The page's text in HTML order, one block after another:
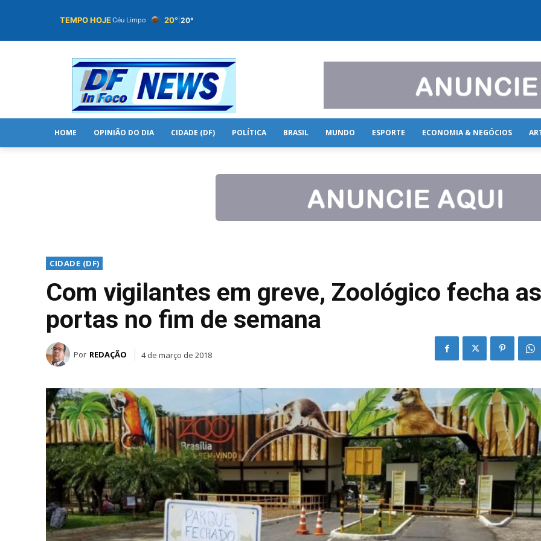
TEMPO HOJECéu Limpo 20° 20°
HOME OPINIÃO DO DIA CIDADE (DF) POLÍTICA BRASIL MUNDO ESPORTE ECONOMIA & NEGÓCIOS
CIDADE (DF)
Com vigilantes em greve, Zoológico fecha as
portas no fim de semana
Por REDAÇÃO 4 de março de 2018